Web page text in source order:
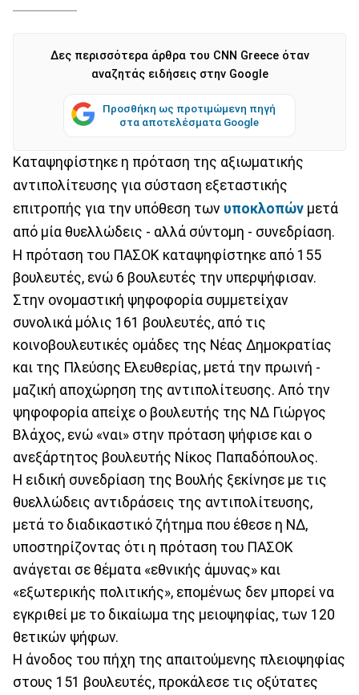
Δες περισσότερα άρθρα του CNN Greece όταν
αναζητάς ειδήσεις στην Google
Προσθήκη ως προτιμώμενη πηγή
στα αποτελέσματα Google
Καταψηφίστηκε η πρόταση της αξιωματικής
αντιπολίτευσης για σύσταση εξεταστικής
επιτροπής για την υπόθεση των υποκλοπών μετά
από μία θυελλώδεις - αλλά σύντομη - συνεδρίαση.
Η πρόταση του ΠΑΣΟΚ καταψηφίστηκε από 155
βουλευτές, ενώ 6 βουλευτές την υπερψήφισαν.
Στην ονομαστική ψηφοφορία συμμετείχαν
συνολικά μόλις 161 βουλευτές, από τις
κοινοβουλευτικές ομάδες της Νέας Δημοκρατίας
και της Πλεύσης Ελευθερίας, μετά την πρωινή -
μαζική αποχώρηση της αντιπολίτευσης. Από την
ψηφοφορία απείχε ο βουλευτής της ΝΔ Γιώργος
Βλάχος, ενώ «ναι» στην πρόταση ψήφισε και ο
ανεξάρτητος βουλευτής Νίκος Παπαδόπουλος.
Η ειδική συνεδρίαση της Βουλής ξεκίνησε με τις
θυελλώδεις αντιδράσεις της αντιπολίτευσης,
μετά το διαδικαστικό ζήτημα που έθεσε η ΝΔ,
υποστηρίζοντας ότι η πρόταση του ΠΑΣΟΚ
ανάγεται σε θέματα «εθνικής άμυνας» και
«εξωτερικής πολιτικής», επομένως δεν μπορεί να
εγκριθεί με το δικαίωμα της μειοψηφίας, των 120
θετικών ψήφων.
Η άνοδος του πήχη της απαιτούμενης πλειοψηφίας
στους 151 βουλευτές, προκάλεσε τις οξύτατες